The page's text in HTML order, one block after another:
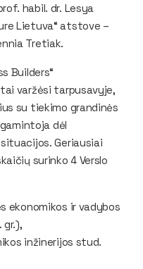
habil. dr. Lesya
Lietuva“ atstove –
Tretiak.
Builders“
varžėsi tarpusavyje,
su tiekimo grandinės
dėl
Geriausiai
surinko 4 Verslo
ekonomikos ir vadybos
gr.),
inžinerijos stud.